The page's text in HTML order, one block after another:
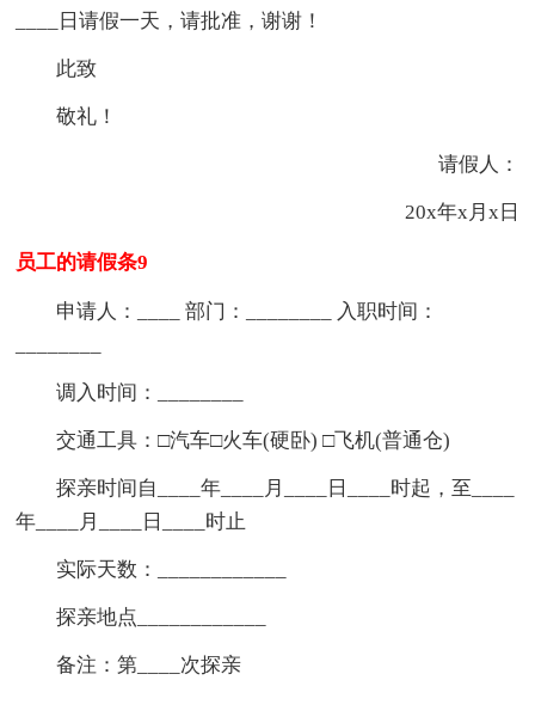
____日请假一天，请批准，谢谢！
此致
敬礼！
请假人：
20x年x月x日
员工的请假条9
申请人：____ 部门：________ 入职时间：
调入时间：________
交通工具：□汽车□火车(硬卧) □飞机(普通仓)
探亲时间自____年____月____日____时起，至____
年____月____日____时止
实际天数：____________
探亲地点____________
备注：第____次探亲